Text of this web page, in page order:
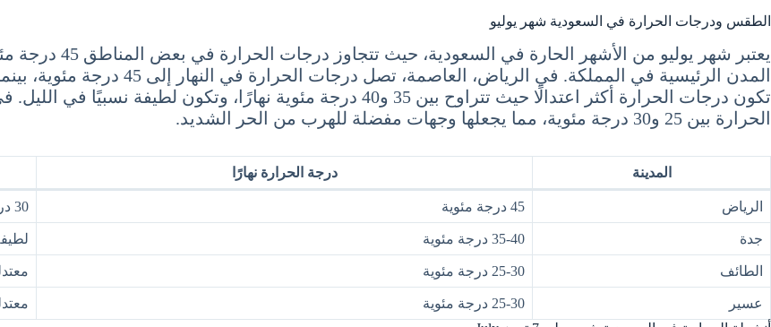
الطقس ودرجات الحرارة في السعودية شهر يوليو
يعتبر شهر يوليو
تكون درجات الحرارة أكثر اعتدالًا حيث تتراوح بين 35 و40 درجة مئوية
الحرارة بين 25 و30 درجة مئوية، مما يجعلها وجهات مفضلة للهرب من الحر الشديد.
المدينة درجة الحرارة نهارًا
الرياض 45 درجة مئوية 30 درجة مئوية
جدة 35-40 درجة مئوية
الطائف 25-30 درجة مئوية
عسير 25-30 درجة مئوية